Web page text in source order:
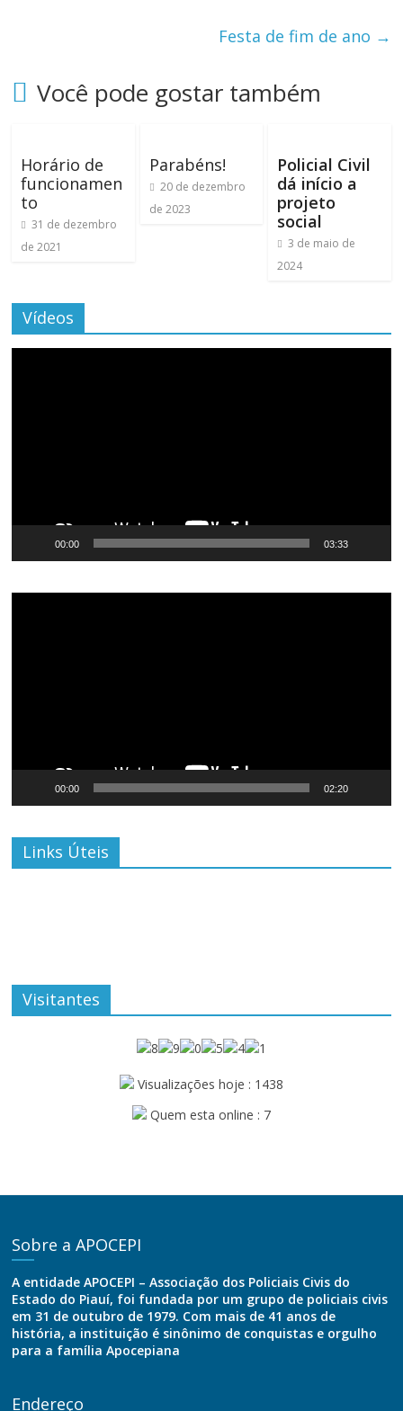
Festa de fim de ano →
Você pode gostar também
Horário de
funcionamen
to
31 de dezembro
de 2021
Parabéns!
20 de dezembro
de 2023
Policial Civil
dá início a
projeto
social
3 de maio de
2024
Vídeos
00:00 03:33
00:00 02:20
Links Úteis
Visitantes
Visualizações hoje : 1438
Quem esta online : 7
Sobre a APOCEPI
A entidade APOCEPI – Associação dos Policiais Civis do
Estado do Piauí, foi fundada por um grupo de policiais civis
em 31 de outubro de 1979. Com mais de 41 anos de
história, a instituição é sinônimo de conquistas e orgulho
para a família Apocepiana
Endereço